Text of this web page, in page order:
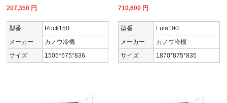
207,350 円
型番
Rock150
メーカー
カノウ冷機
サイズ
1505*675*836
710,600 円
型番
Fula190
メーカー
カノウ冷機
サイズ
1870*875*835